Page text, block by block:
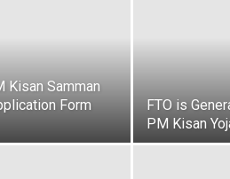
Kisan Samman
Form
FTO is
PM Kisan